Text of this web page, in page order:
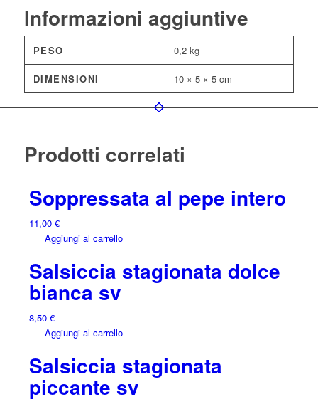
Informazioni aggiuntive
PESO 0,2 kg
DIMENSIONI 10 × 5 × 5 cm
Prodotti correlati
Soppressata al pepe intero
11,00 €
Aggiungi al carrello
Salsiccia stagionata dolce
bianca sv
8,50 €
Aggiungi al carrello
Salsiccia stagionata
piccante sv